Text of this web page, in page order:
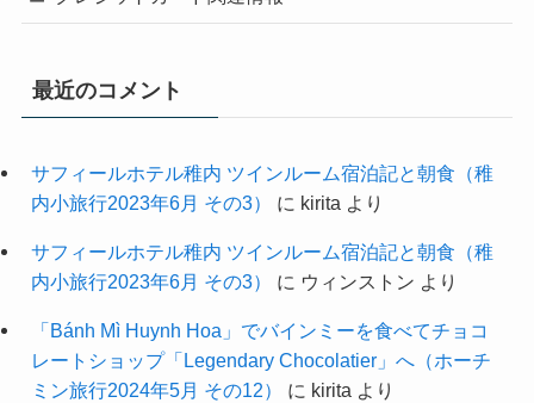
最近のコメント
サフィールホテル稚内 ツインルーム宿泊記と朝食（稚
内小旅行2023年6月 その3）
に kirita より
サフィールホテル稚内 ツインルーム宿泊記と朝食（稚
内小旅行2023年6月 その3）
に ウィンストン より
「Bánh Mì Huynh Hoa」でバインミーを食べてチョコ
レートショップ「Legendary Chocolatier」へ（ホーチ
ミン旅行2024年5月 その12）
に kirita より